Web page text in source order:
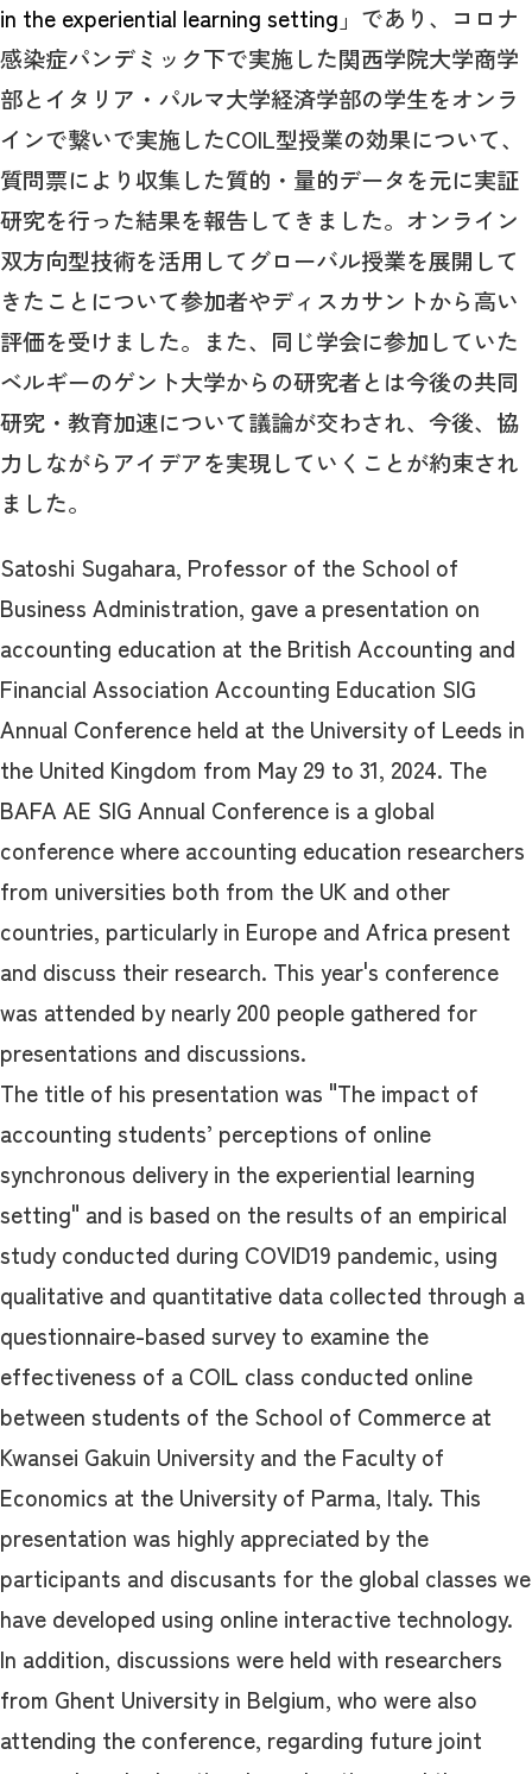
in the experiential learning setting 」であり、コロナ
感染症パンデミック下で実施した関西学院大学商学
部とイタリア・パルマ大学経済学部の学生をオンラ
インで繋いで実施したCOIL型授業の効果について、
質問票により収集した質的・量的データを元に実証
研究を行った結果を報告してきました。オンライン
双方向型技術を活用してグローバル授業を展開して
きたことについて参加者やディスカサントから高い
評価を受けました。また、同じ学会に参加していた
ベルギーのゲント大学からの研究者とは今後の共同
研究・教育加速について議論が交わされ、今後、協
力しながらアイデアを実現していくことが約束され
ました。
Satoshi Sugahara, Professor of the School of
Business Administration, gave a presentation on
accounting education at the British Accounting and
Financial Association Accounting Education SIG
Annual Conference held at the University of Leeds in
the United Kingdom from May 29 to 31, 2024. The
BAFA AE SIG Annual Conference is a global
conference where accounting education researchers
from universities both from the UK and other
countries, particularly in Europe and Africa present
and discuss their research. This year's conference
was attended by nearly 200 people gathered for
presentations and discussions.
The title of his presentation was "The impact of
accounting students’ perceptions of online
synchronous delivery in the experiential learning
setting" and is based on the results of an empirical
study conducted during COVID19 pandemic, using
qualitative and quantitative data collected through a
questionnaire-based survey to examine the
effectiveness of a COIL class conducted online
between students of the School of Commerce at
Kwansei Gakuin University and the Faculty of
Economics at the University of Parma, Italy. This
presentation was highly appreciated by the
participants and discusants for the global classes we
have developed using online interactive technology.
In addition, discussions were held with researchers
from Ghent University in Belgium, who were also
attending the conference, regarding future joint